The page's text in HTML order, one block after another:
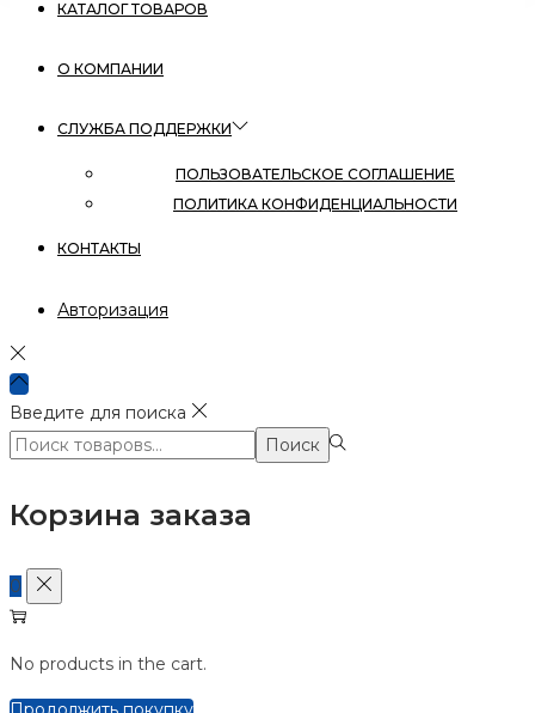
КАТАЛОГ ТОВАРОВ
О КОМПАНИИ
СЛУЖБА ПОДДЕРЖКИ
ПОЛЬЗОВАТЕЛЬСКОЕ СОГЛАШЕНИЕ
ПОЛИТИКА КОНФИДЕНЦИАЛЬНОСТИ
КОНТАКТЫ
Авторизация
Введите для поиска
Поиск:>
Поиск
Корзина заказа
0
No products in the cart.